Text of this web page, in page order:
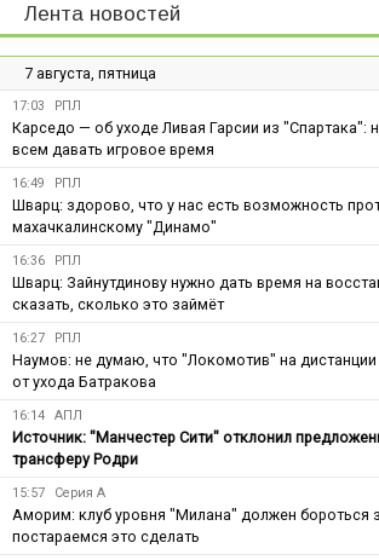
Лента новостей
7 августа, пятница
17:03 РПЛ
Карседо — об уходе Ливая Гарсии из "Спартака":
всем давать игровое время
16:49 РПЛ
Шварц: здорово, что у нас есть возможность
махачкалинскому "Динамо"
16:36 РПЛ
Шварц: Зайнутдинову нужно дать время на
сказать, сколько это займёт
16:27 РПЛ
Наумов: не думаю, что "Локомотив" на дистанции
от ухода Батракова
16:14 АПЛ
Источник: "Манчестер Сити" отклонил
трансферу Родри
15:57 Серия А
Аморим: клуб уровня "Милана" должен бороться
постараемся это сделать